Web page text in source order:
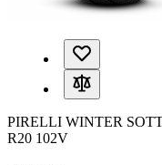
PIRELLI WINTER
R20 102V